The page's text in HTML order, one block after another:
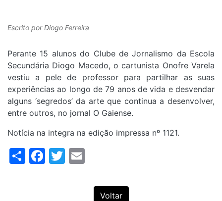
Escrito porDiogo Ferreira
Perante 15 alunos do Clube de Jornalismo da Escola
Secundária Diogo Macedo, o cartunista Onofre Varela
vestiu a pele de professor para partilhar as suas
experiências ao longo de 79 anos de vida e desvendar
alguns ‘segredos’ da arte que continua a desenvolver,
entre outros, no jornal O Gaiense.
Notícia na integra na edição impressa nº 1121.
ShareFacebook
Twitter
Voltar